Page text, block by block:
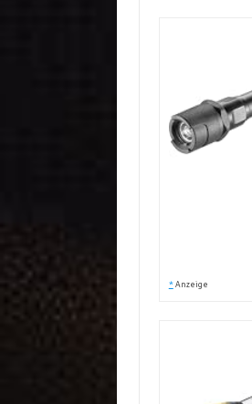
* Anzeige